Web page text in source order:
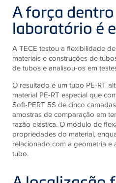
A força
laboratório é
A TECE testou a flexibilidade
materiais e construções de
de tubos e analisou-os em
O resultado é um tubo PE-RT
material PE-RT especial que
Soft-PERT 5S de cinco
amostras de comparação em
razão elástica. O módulo de
propriedades do material,
relacionado com a geometria e
tubo.